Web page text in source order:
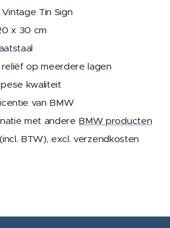
Tin Sign
x 30 cm
op meerdere lagen
kwaliteit
van BMW
met andere BMW producten
BTW), excl. verzendkosten